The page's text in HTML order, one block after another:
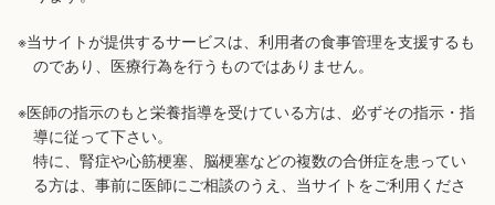
※当サイトが提供するサービスは、利用者の食事管理を支援するも
のであり、医療行為を行うものではありません。
※医師の指示のもと栄養指導を受けている方は、必ずその指示・指
導に従って下さい。
特に、腎症や心筋梗塞、脳梗塞などの複数の合併症を患ってい
る方は、事前に医師にご相談のうえ、当サイトをご利用くださ